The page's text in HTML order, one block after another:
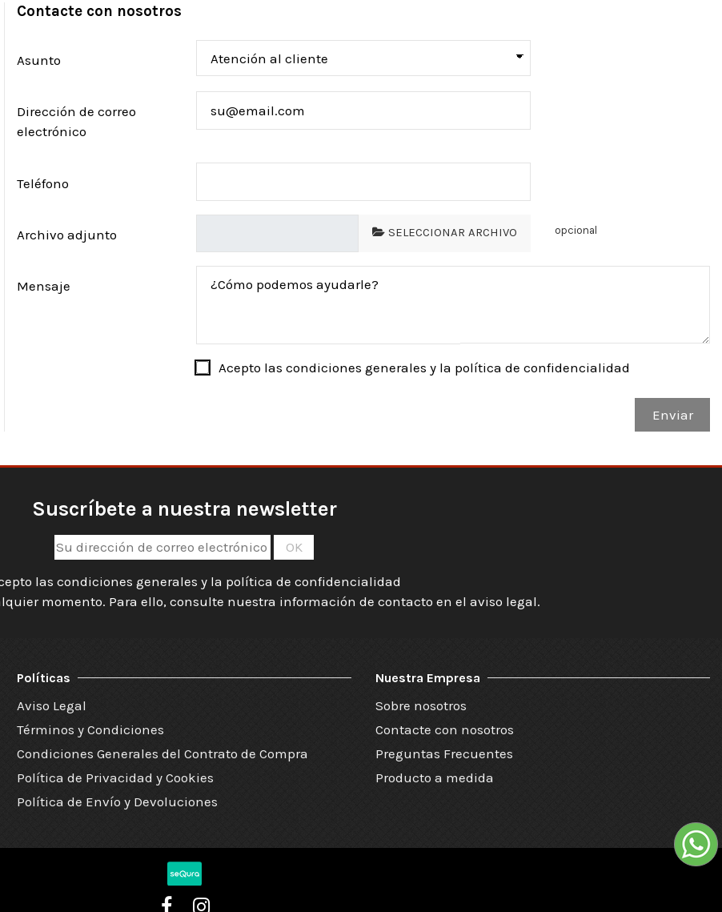
Contacte con nosotros
Asunto
Dirección de correo
electrónico
Teléfono
Archivo adjunto SELECCIONAR ARCHIVO opcional
Mensaje
Acepto las condiciones generales y la política de confidencialidad
Suscríbete a nuestra newsletter
las condiciones generales y la política de confidencialidad
momento. Para ello, consulte nuestra información de contacto en el aviso legal.
Políticas
Aviso Legal
Términos y Condiciones
Condiciones Generales del Contrato de Compra
Política de Privacidad y Cookies
Política de Envío y Devoluciones
Nuestra Empresa
Sobre nosotros
Contacte con nosotros
Preguntas Frecuentes
Producto a medida